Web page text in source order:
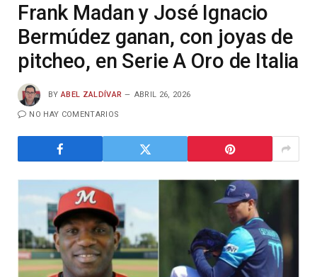
Frank Madan y José Ignacio
Bermúdez ganan, con joyas de
pitcheo, en Serie A Oro de Italia
BY ABEL ZALDÍVAR ABRIL 26, 2026
NO HAY COMENTARIOS